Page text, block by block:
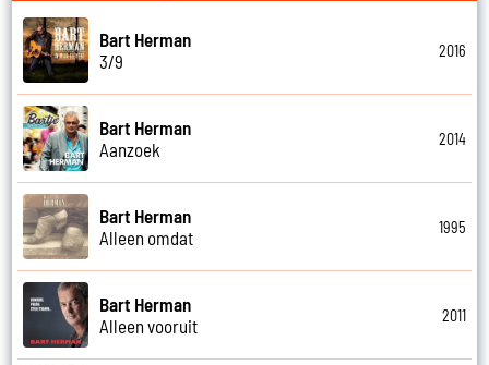
Bart Herman
3/9
2016
Bart Herman
Aanzoek
2014
Bart Herman
Alleen omdat
1995
Bart Herman
Alleen vooruit
2011